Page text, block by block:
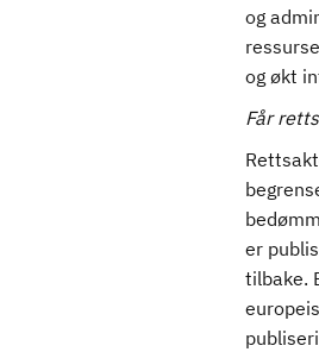
og
og økt
Får
er
tilbake.